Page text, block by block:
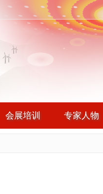
会展培训 专家人物